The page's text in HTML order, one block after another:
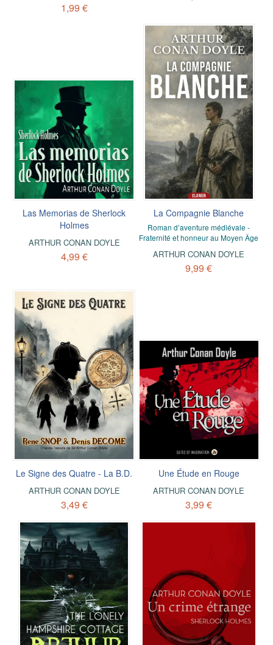
1,99 €
Las Memorias de Sherlock
Holmes
ARTHUR CONAN DOYLE
4,99 €
La Compagnie Blanche
Roman d’aventure médiévale -
Fraternité et honneur au Moyen Âge
ARTHUR CONAN DOYLE
9,99 €
Le Signe des Quatre - La B.D.
ARTHUR CONAN DOYLE
3,49 €
Une Étude en Rouge
ARTHUR CONAN DOYLE
3,99 €